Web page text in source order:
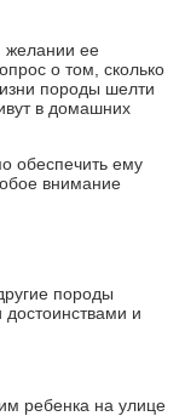
желании ее
о том, сколько
породы шелти
в домашних
обеспечить ему
внимание
породы
и
ребенка на улице